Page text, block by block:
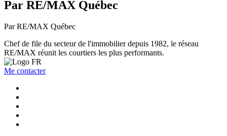
Par RE/MAX Québec
Par RE/MAX Québec
Chef de file du secteur de l'immobilier depuis 1982, le réseau
RE/MAX réunit les courtiers les plus performants.
Me contacter